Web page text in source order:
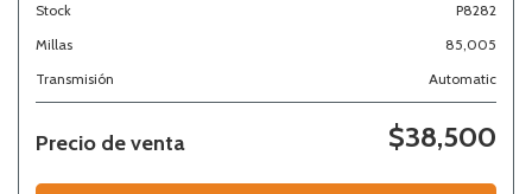
Stock
P8282
Millas
85,005
Transmisión
Automatic
Precio de venta $38,500